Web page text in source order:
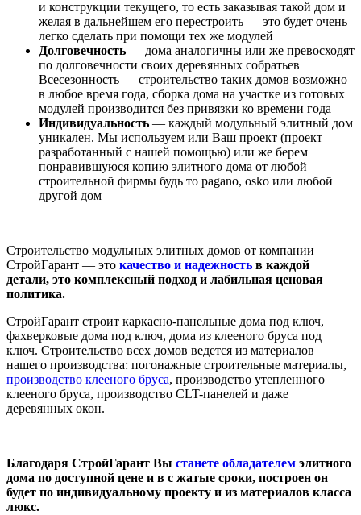
и конструкции текущего, то есть заказывая такой дом и
желая в дальнейшем его перестроить — это будет очень
легко сделать при помощи тех же модулей
Долговечность — дома аналогичны или же превосходят
по долговечности своих деревянных собратьев
Всесезонность — строительство таких домов возможно
в любое время года, сборка дома на участке из готовых
модулей производится без привязки ко времени года
Индивидуальность — каждый модульный элитный дом
уникален. Мы используем или Ваш проект (проект
разработанный с нашей помощью) или же берем
понравившуюся копию элитного дома от любой
строительной фирмы будь то pagano, osko или любой
другой дом
Строительство модульных элитных домов от компании
СтройГарант — это качество и надежность в каждой
детали, это комплексный подход и лабильная ценовая
политика.
СтройГарант строит каркасно-панельные дома под ключ,
фахверковые дома под ключ, дома из клееного бруса под
ключ. Строительство всех домов ведется из материалов
нашего производства: погонажные строительные материалы,
производство клееного бруса, производство утепленного
клееного бруса, производство CLT-панелей и даже
деревянных окон.
Благодаря СтройГарант Вы станете обладателем элитного
дома по доступной цене и в с жатые сроки, построен он
будет по индивидуальному проекту и из материалов класса
люкс.